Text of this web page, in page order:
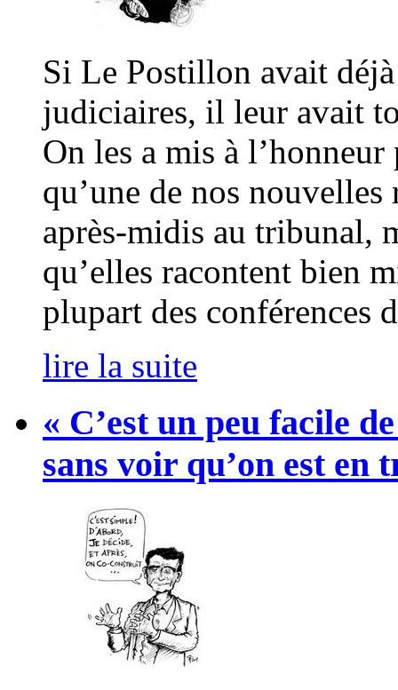
Si Le Postillon avait
judiciaires, il leur avait
On les a mis à
qu’une de nos nouvelles
après-midis au tribunal,
qu’elles racontent bien
plupart des conférences
lire la suite
« C’est un peu facile
sans voir qu’on est en